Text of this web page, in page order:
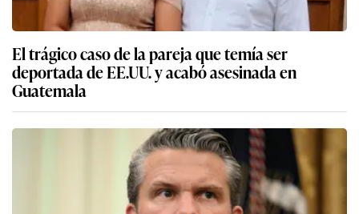
El trágico caso de la pareja que temía ser
deportada de EE.UU. y acabó asesinada en
Guatemala